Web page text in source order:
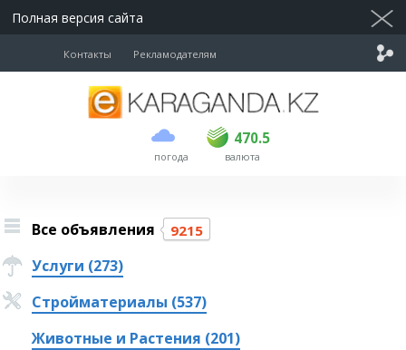
Полная версия сайта
Контакты Рекламодателям
погода
470.5
покупка продажа
USD 469 470.5
EUR валюта
Все объявления 9215
Услуги (273)
Стройматериалы (537)
Животные и Растения (201)